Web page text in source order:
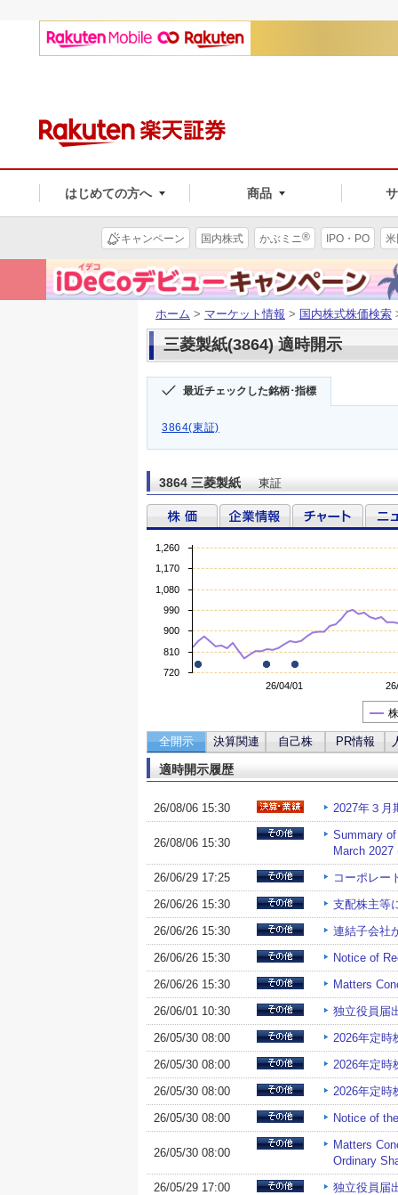
はじめての方へ 商品
キャンペーン 国内株式 かぶミニ® IPO・PO
ホーム > マーケット情報 > 国内株式株価検索
三菱製紙(3864) 適時開示
最近チェックした銘柄･指標
3864(東証)
3864 三菱製紙 東証